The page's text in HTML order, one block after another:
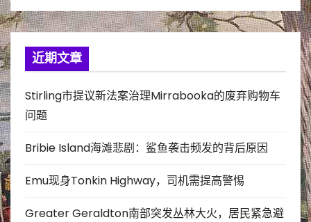
近期文章
Stirling市提议新法案治理Mirrabooka的废弃购物车
问题
Bribie Island海滩悲剧：鲨鱼袭击频发的背后原因
Emu现身Tonkin Highway，司机需提高警惕
Greater Geraldton南部突发丛林大火，居民紧急避